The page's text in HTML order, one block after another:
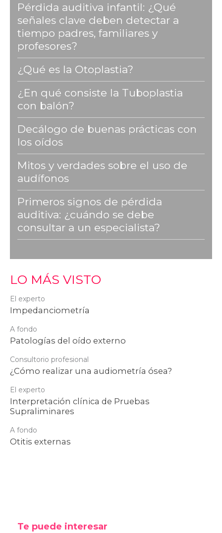
Pérdida auditiva infantil: ¿Qué
señales clave deben detectar a
tiempo padres, familiares y
profesores?
¿Qué es la Otoplastia?
¿En qué consiste la Tuboplastia
con balón?
Decálogo de buenas prácticas con
los oídos
Mitos y verdades sobre el uso de
audífonos
Primeros signos de pérdida
auditiva: ¿cuándo se debe
consultar a un especialista?
LO MÁS VISTO
El experto
Impedanciometría
A fondo
Patologías del oído externo
Consultorio profesional
¿Cómo realizar una audiometría ósea?
El experto
Interpretación clínica de Pruebas
Supraliminares
A fondo
Otitis externas
Te puede interesar